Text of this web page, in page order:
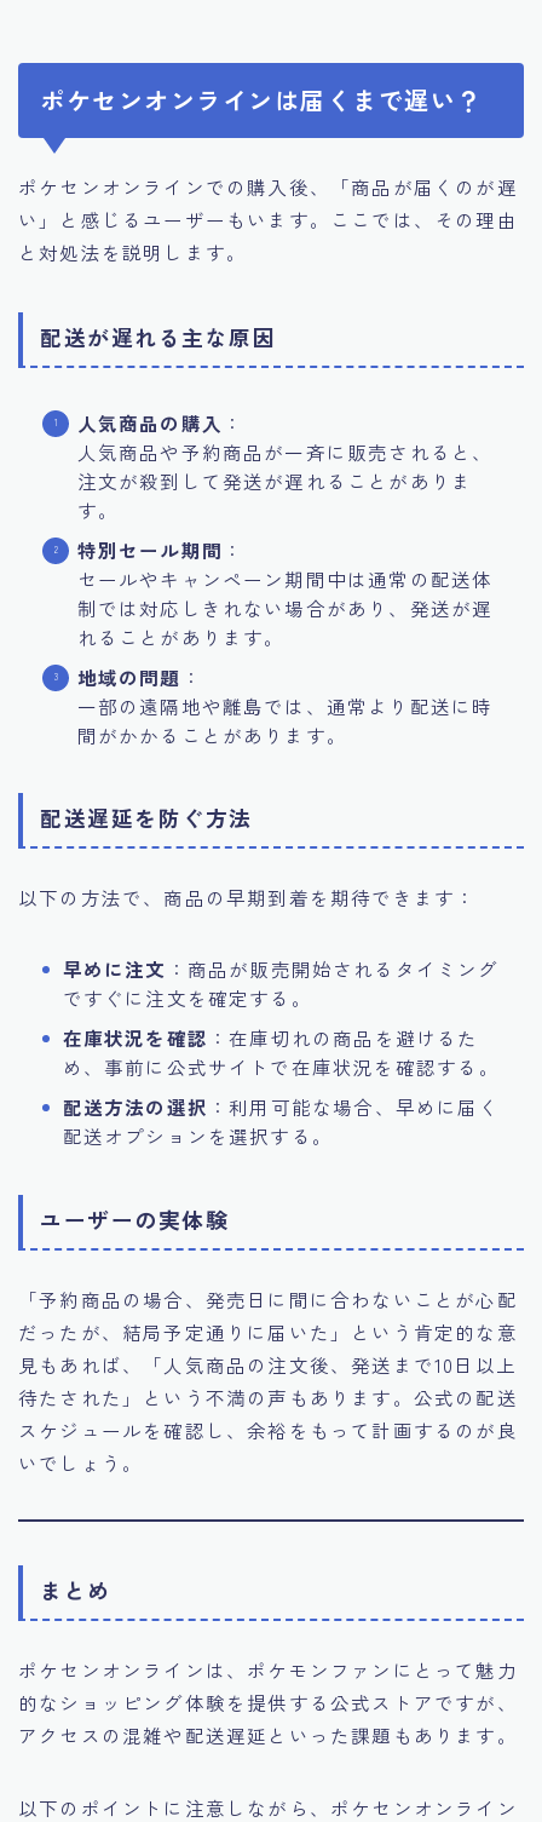
ポケセンオンラインは届くまで遅い？
ポケセンオンラインでの購入後、「商品が届くのが遅
い」と感じるユーザーもいます。ここでは、その理由
と対処法を説明します。
配送が遅れる主な原因
人気商品の購入 ：
人気商品や予約商品が一斉に販売されると、
注文が殺到して発送が遅れることがありま
す。
特別セール期間 ：
セールやキャンペーン期間中は通常の配送体
制では対応しきれない場合があり、発送が遅
れることがあります。
地域の問題 ：
一部の遠隔地や離島では、通常より配送に時
間がかかることがあります。
配送遅延を防ぐ方法
以下の方法で、商品の早期到着を期待できます：
早めに注文 ：商品が販売開始されるタイミング
ですぐに注文を確定する。
在庫状況を確認 ：在庫切れの商品を避けるた
め、事前に公式サイトで在庫状況を確認する。
配送方法の選択 ：利用可能な場合、早めに届く
配送オプションを選択する。
ユーザーの実体験
「予約商品の場合、発売日に間に合わないことが心配
だったが、結局予定通りに届いた」という肯定的な意
見もあれば、「人気商品の注文後、発送まで10日以上
待たされた」という不満の声もあります。公式の配送
スケジュールを確認し、余裕をもって計画するのが良
いでしょう。
まとめ
ポケセンオンラインは、ポケモンファンにとって魅力
的なショッピング体験を提供する公式ストアですが、
アクセスの混雑や配送遅延といった課題もあります。
以下のポイントに注意しながら、ポケセンオンライン